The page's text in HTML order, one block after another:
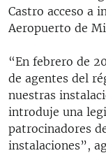
Castro acceso a
Aeropuerto de
“En febrero de
de agentes del
nuestras
introduje una
patrocinadores
instalaciones”,